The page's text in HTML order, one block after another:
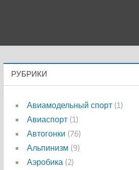
РУБРИКИ
Авиамодельный спорт (1)
Авиаспорт (1)
Автогонки (76)
Альпинизм (9)
Аэробика (2)